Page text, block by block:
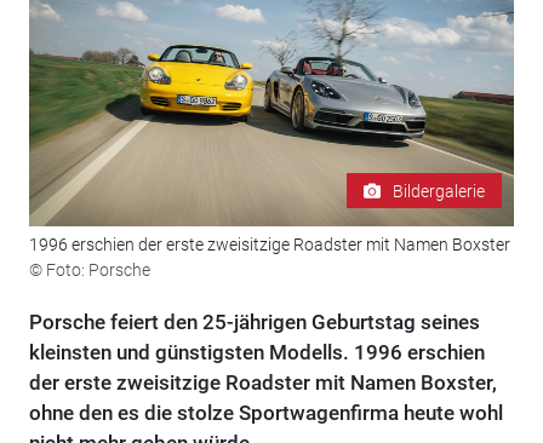
Bildergalerie
1996 erschien der erste zweisitzige Roadster mit Namen Boxster
© Foto: Porsche
Porsche feiert den 25-jährigen Geburtstag seines
kleinsten und günstigsten Modells. 1996 erschien
der erste zweisitzige Roadster mit Namen Boxster,
ohne den es die stolze Sportwagenfirma heute wohl